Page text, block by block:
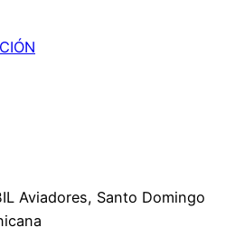
Aviadores, Santo Domingo